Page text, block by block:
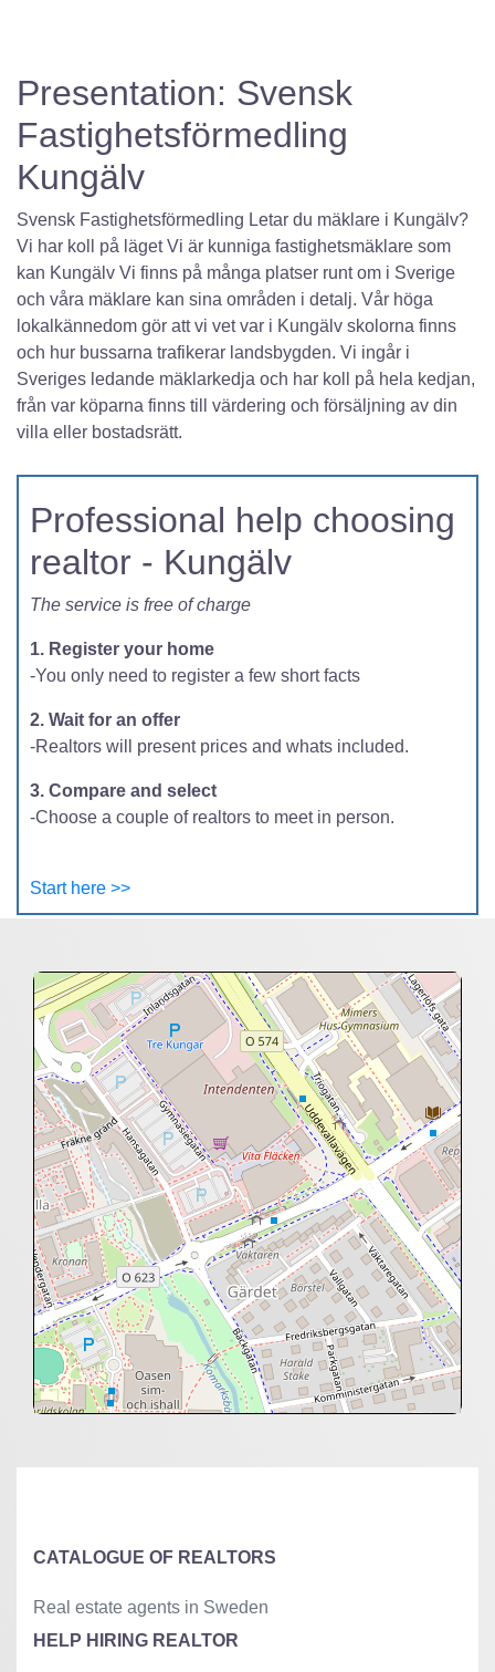
Presentation: Svensk
Fastighetsförmedling
Kungälv
Svensk Fastighetsförmedling Letar du mäklare i Kungälv?
Vi har koll på läget Vi är kunniga fastighetsmäklare som
kan Kungälv Vi finns på många platser runt om i Sverige
och våra mäklare kan sina områden i detalj. Vår höga
lokalkännedom gör att vi vet var i Kungälv skolorna finns
och hur bussarna trafikerar landsbygden. Vi ingår i
Sveriges ledande mäklarkedja och har koll på hela kedjan,
från var köparna finns till värdering och försäljning av din
villa eller bostadsrätt.
Professional help choosing
realtor - Kungälv
The service is free of charge
1. Register your home
-You only need to register a few short facts
2. Wait for an offer
-Realtors will present prices and whats included.
3. Compare and select
-Choose a couple of realtors to meet in person.
Start here >>
CATALOGUE OF REALTORS
Real estate agents in Sweden
HELP HIRING REALTOR